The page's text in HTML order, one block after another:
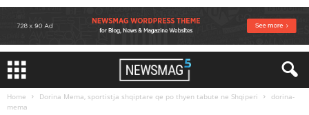
Home Dorina Mema, sportistja shqiptare qe po thyen tabute ne Shqiperi
dorina-
mema